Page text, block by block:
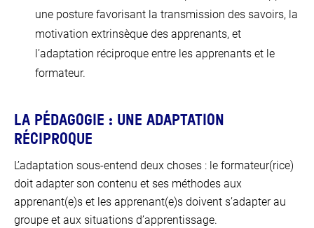
une posture favorisant la transmission des savoirs, la
motivation extrinsèque des apprenants, et
l’adaptation réciproque entre les apprenants et le
formateur.
LA PÉDAGOGIE : UNE ADAPTATION
RÉCIPROQUE
L’adaptation sous-entend deux choses : le formateur(rice)
doit adapter son contenu et ses méthodes aux
apprenant(e)s et les apprenant(e)s doivent s’adapter au
groupe et aux situations d’apprentissage.